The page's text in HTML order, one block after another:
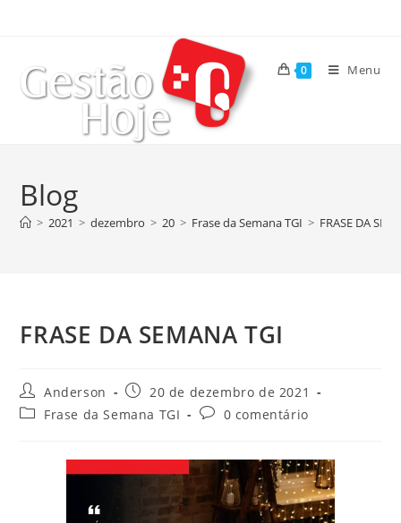
0 Menu
Blog
> 2021 > dezembro > 20 > Frase da Semana TGI > FRASE DA
FRASE DA SEMANA TGI
Anderson
20 de dezembro de 2021
Frase da Semana TGI
0 comentário